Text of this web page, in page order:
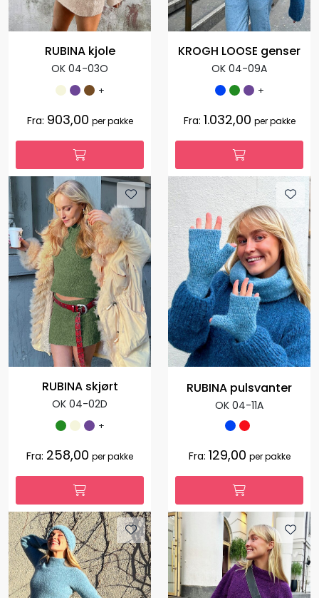
RUBINA kjole
OK 04-03O
+
Fra: 903,00 per pakke
KROGH LOOSE genser
OK 04-09A
+
Fra: 1.032,00 per pakke
RUBINA skjørt
OK 04-02D
+
Fra: 258,00 per pakke
RUBINA pulsvanter
OK 04-11A
Fra: 129,00 per pakke